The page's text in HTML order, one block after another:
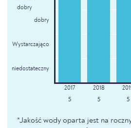
dobry
dobry
Wystarczająco
niedostateczny
5 5 5
*Jakość wody oparta jest na